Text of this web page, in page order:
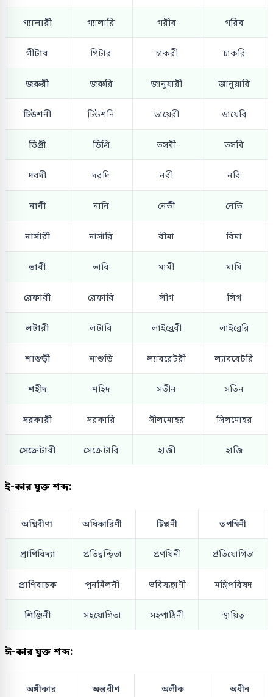
গ্যালারী গ্যালারি গরীব গরিব
গীটার গিটার চাকরী চাকরি
জরুরী জরুরি জানুয়ারী জানুয়ারি
টিউশনী টিউশনি ডায়েরী ডায়েরি
ডিগ্রী ডিগ্রি তসবী তসবি
দরদী দরদি নবী নবি
নানী নানি নেভী নেভি
নার্সারী নার্সারি বীমা বিমা
ভাবী ভাবি মামী মামি
রেফারী রেফারি লীগ লিগ
লটারী লটারি লাইব্রেরী লাইব্রেরি
শাশুড়ী শাশুড়ি ল্যাবরেটরী ল্যাবরেটরি
শহীদ শহিদ সতীন সতিন
সরকারী সরকারি সীলমোহর সিলমোহর
সেক্রেটারী সেক্রেটারি হাজী হাজি
ই-কার যুক্ত শব্দ:
অগ্নিবীণা অধিকারিণী টিপ্পনী তপস্বিনী
প্রাণিবিদ্যা প্রতিদ্বন্দ্বিতা প্রণয়িনী প্রতিযোগিতা
প্রাণিবাচক পুনর্মিলনী ভবিষ্যদ্বাণী মন্ত্রিপরিষদ
শিঞ্জিনী সহযোগিতা সহপাঠিনী স্থায়িত্ব
ঈ-কার যুক্ত শব্দ:
অঙ্গীকার অন্তরীণ অলীক অধীন